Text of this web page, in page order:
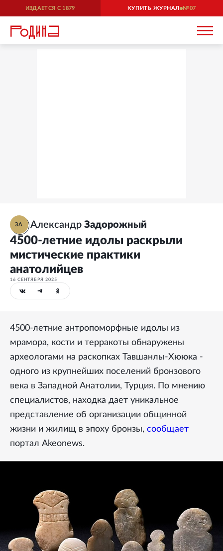
ИЗДАЕТСЯ С 1879 КУПИТЬ ЖУРНАЛ 07
ЗА Александр Задорожный
4500-летние идолы раскрыли
мистические практики
анатолийцев
16 СЕНТЯБРЯ 2025
4500-летние антропоморфные идолы из
мрамора, кости и терракоты обнаружены
археологами на раскопках Тавшанлы-Хююка -
одного из крупнейших поселений бронзового
века в Западной Анатолии, Турция. По мнению
специалистов, находка дает уникальное
представление об организации общинной
жизни и жилищ в эпоху бронзы, сообщает
портал Akeonews.